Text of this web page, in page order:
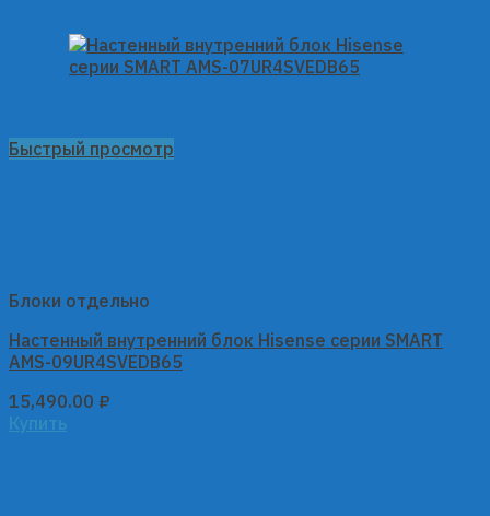
Быстрый просмотр
Блоки отдельно
Настенный внутренний блок Hisense серии SMART
AMS-09UR4SVEDB65
15,490.00 ₽
Купить